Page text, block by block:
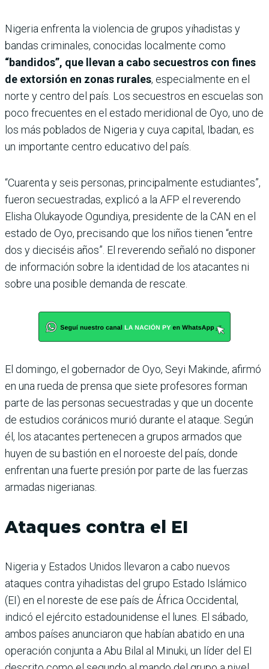
Nigeria enfrenta la violencia de grupos yihadistas y
bandas criminales, conocidas localmente como
“bandidos”, que llevan a cabo secuestros con fines
de extorsión en zonas rurales, especialmente en el
norte y centro del país. Los secuestros en escuelas son
poco frecuentes en el estado meridional de Oyo, uno de
los más poblados de Nigeria y cuya capital, Ibadan, es
un importante centro educativo del país.
“Cuarenta y seis personas, principalmente estudiantes”,
fueron secuestradas, explicó a la AFP el reverendo
Elisha Olukayode Ogundiya, presidente de la CAN en el
estado de Oyo, precisando que los niños tienen “entre
dos y dieciséis años”. El reverendo señaló no disponer
de información sobre la identidad de los atacantes ni
sobre una posible demanda de rescate.
El domingo, el gobernador de Oyo, Seyi Makinde, afirmó
en una rueda de prensa que siete profesores forman
parte de las personas secuestradas y que un docente
de estudios coránicos murió durante el ataque. Según
él, los atacantes pertenecen a grupos armados que
huyen de su bastión en el noroeste del país, donde
enfrentan una fuerte presión por parte de las fuerzas
armadas nigerianas.
Ataques contra el EI
Nigeria y Estados Unidos llevaron a cabo nuevos
ataques contra yihadistas del grupo Estado Islámico
(EI) en el noreste de ese país de África Occidental,
indicó el ejército estadounidense el lunes. El sábado,
ambos países anunciaron que habían abatido en una
operación conjunta a Abu Bilal al Minuki, un líder del EI